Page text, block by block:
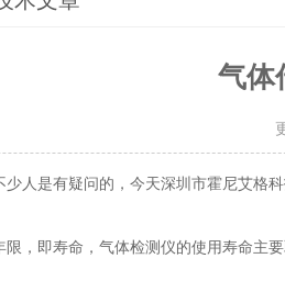
气体
人是有疑问的，今天深圳市霍尼艾格
，即寿命，气体检测仪的使用寿命主